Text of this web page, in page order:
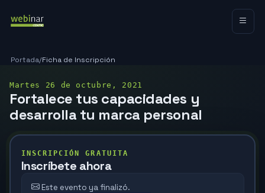
Portada/Ficha de Inscripción
Martes 26 de octubre, 2021
Fortalece tus capacidades y
desarrolla tu marca personal
INSCRIPCIÓN GRATUITA
Inscríbete ahora
Este evento ya finalizó.